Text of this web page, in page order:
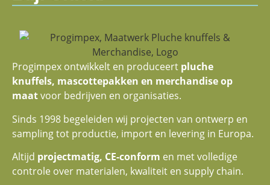
Progimpex ontwikkelt en produceert pluche
knuffels, mascottepakken en merchandise op
maatvoor bedrijven en organisaties.
Sinds 1998 begeleiden wij projecten van ontwerp en
sampling tot productie, import en levering in Europa.
Altijd projectmatig, CE-conform en met volledige
controle over materialen, kwaliteit en supply chain.